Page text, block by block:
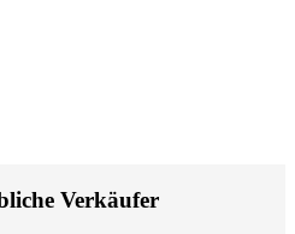
Verkäufer